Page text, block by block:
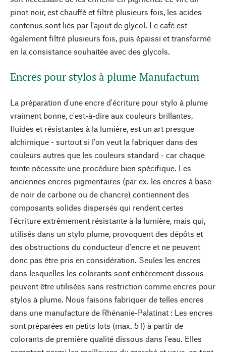
pinot noir, est chauffé et filtré plusieurs fois, les acides
contenus sont liés par l'ajout de glycol. Le café est
également filtré plusieurs fois, puis épaissi et transformé
en la consistance souhaitée avec des glycols.
Encres pour stylos à plume Manufactum
La préparation d'une encre d'écriture pour stylo à plume
vraiment bonne, c'est-à-dire aux couleurs brillantes,
fluides et résistantes à la lumière, est un art presque
alchimique - surtout si l'on veut la fabriquer dans des
couleurs autres que les couleurs standard - car chaque
teinte nécessite une procédure bien spécifique. Les
anciennes encres pigmentaires (par ex. les encres à base
de noir de carbone ou de chancre) contiennent des
composants solides dispersés qui rendent certes
l'écriture extrêmement résistante à la lumière, mais qui,
utilisés dans un stylo plume, provoquent des dépôts et
des obstructions du conducteur d'encre et ne peuvent
donc pas être pris en considération. Seules les encres
dans lesquelles les colorants sont entièrement dissous
peuvent être utilisées sans restriction comme encres pour
stylos à plume. Nous faisons fabriquer de telles encres
dans une manufacture de Rhénanie-Palatinat : Les encres
sont préparées en petits lots (max. 5 l) à partir de
colorants de première qualité dissous dans l'eau. Elles